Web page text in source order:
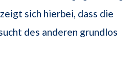
sich hierbei, dass die
des anderen grundlos